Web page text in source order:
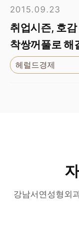
2015.09.23
취업시즌, 호
착쌍꺼풀로 해
헤럴드경제
강남서연성형외